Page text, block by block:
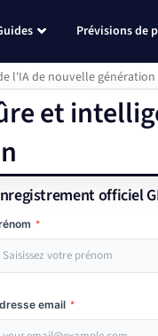
Prévisions de
l'IA de nouvelle génération
et
officiel
*
email *